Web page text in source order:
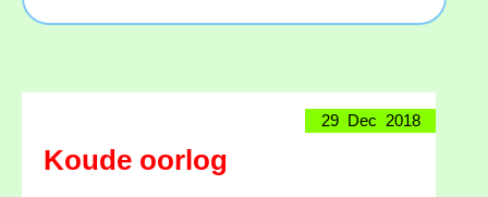
29 Dec 2018
Koude oorlog